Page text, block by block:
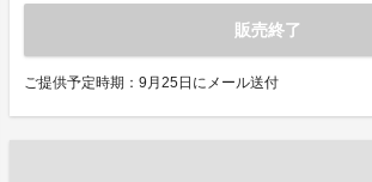
販売終了
ご提供予定時期：9月25日にメール送付